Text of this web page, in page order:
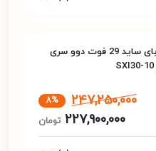
یخچال ساید بای ساید 29 فوت دوو سری
247,250,000
8%
227,900,000 تومان